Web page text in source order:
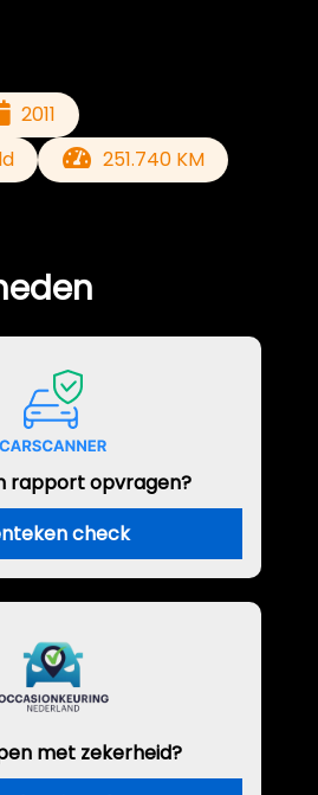
2011
251.740 KM
rapport opvragen?
check
met zekerheid?